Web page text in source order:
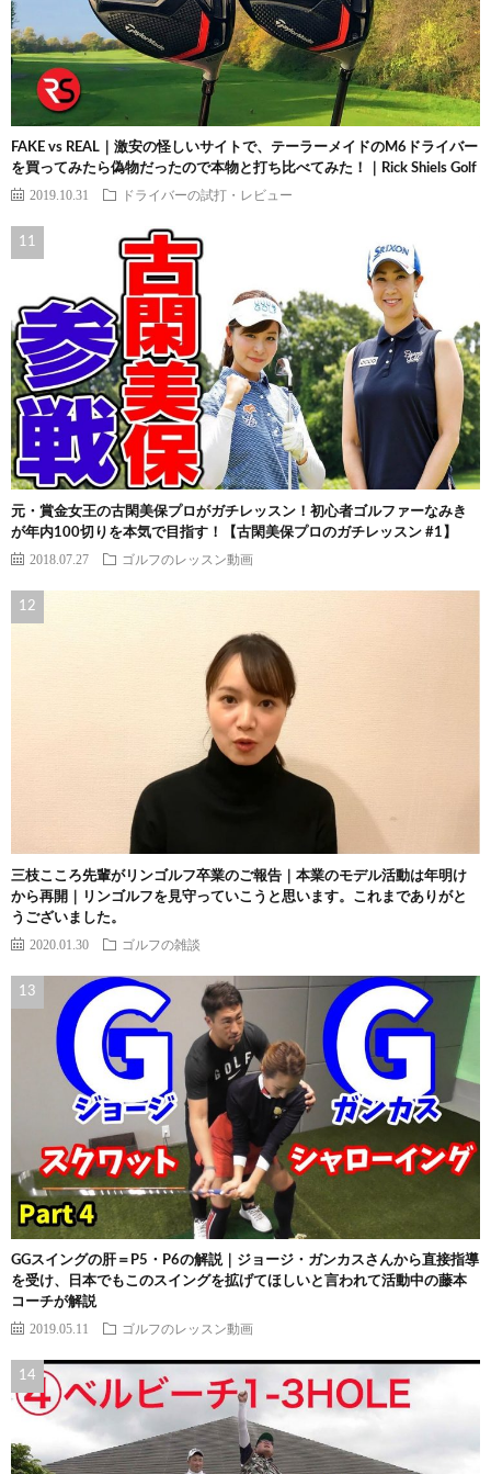
FAKE vs REAL｜激安の怪しいサイトで、テーラーメイドのM6ドライバー
を買ってみたら偽物だったので本物と打ち比べてみた！｜Rick Shiels Golf
2019.10.31 ドライバーの試打・レビュー
元・賞金女王の古閑美保プロがガチレッスン！初心者ゴルファーなみき
が年内100切りを本気で目指す！【古閑美保プロのガチレッスン #1】
2018.07.27 ゴルフのレッスン動画
三枝こころ先輩がリンゴルフ卒業のご報告｜本業のモデル活動は年明け
から再開｜リンゴルフを見守っていこうと思います。これまでありがと
うございました。
2020.01.30 ゴルフの雑談
GGスイングの肝＝P5・P6の解説｜ジョージ・ガンカスさんから直接指導
を受け、日本でもこのスイングを拡げてほしいと言われて活動中の藤本
コーチが解説
2019.05.11 ゴルフのレッスン動画